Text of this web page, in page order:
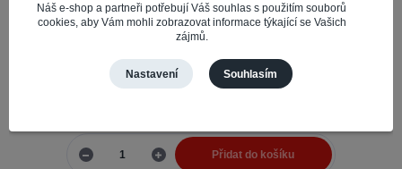
Číslo produktu: 56107Získejte adaptér UGREEN
20122, který umožňuje připojení mezi porty DVI a
dat mezi DVI a VGA, což vám umožňuje př...
Přidat do košíku
Náš e-shop a partneři potřebují Váš souhlas s použitím souborů
cookies, aby Vám mohli zobrazovat informace týkající se Vašich
zájmů.
Nastavení Souhlasím